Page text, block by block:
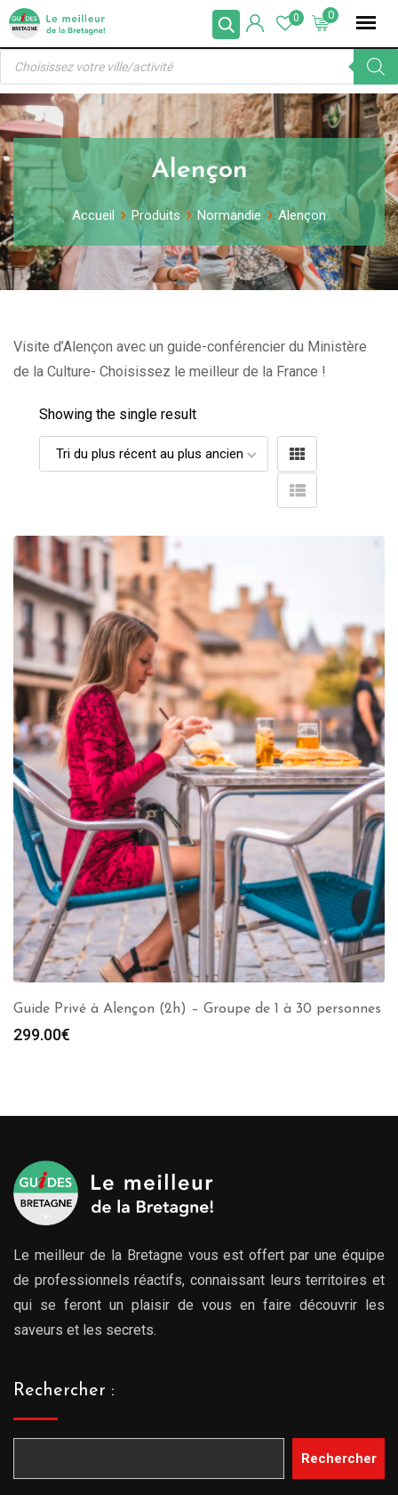
Skip
content
0
0
Recherche
produits
Alençon
Accueil Produits Normandie Alençon
Visite d’Alençon avec un guide-conférencier du Ministère
de la Culture- Choisissez le meilleur de la France !
Showing the single result
Guide Privé à Alençon (2h) – Groupe de 1 à 30 personnes
299.00€
Le meilleur de la Bretagne vous est offert par une équipe
de professionnels réactifs, connaissant leurs territoires et
qui se feront un plaisir de vous en faire découvrir les
saveurs et les secrets.
Rechercher :
Rechercher